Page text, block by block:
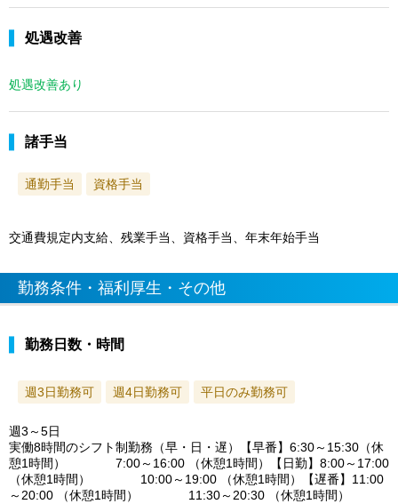
処遇改善
処遇改善あり
諸手当
通勤手当 資格手当
交通費規定内支給、残業手当、資格手当、年末年始手当
勤務条件・福利厚生・その他
勤務日数・時間
週3日勤務可 週4日勤務可 平日のみ勤務可
週3～5日
実働8時間のシフト制勤務（早・日・遅）【早番】6:30～15:30（休
憩1時間） 7:00～16:00 （休憩1時間）【日勤】8:00～17:00
（休憩1時間） 10:00～19:00 （休憩1時間）【遅番】11:00
～20:00 （休憩1時間） 11:30～20:30 （休憩1時間）